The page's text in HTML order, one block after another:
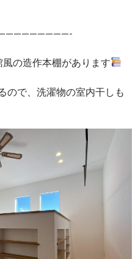
の造作本棚があります
ので、洗濯物の室内干しも